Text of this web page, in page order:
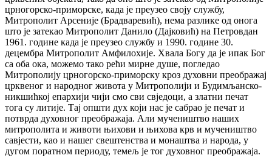
црногорско-приморске, када је преузео своју службу,
Митрополит Арсеније (Брадваревић), нема разлике од онога
што је затекао Митрополит Данило (Дајковић) на Петровдан
1961. године када је преузео службу и 1990. године 30.
децембра Митрополит Амфилохије. Хвала Богу да је ипак Бог
са оба ока, можемо тако рећи мирне душе, погледао
Митрополију црногорско-приморску кроз духовни преображај
црквеног и народног живота у Митрополији и Будимљанско-
никшићкој епархији чији смо сви свједоци, а златни печат
тога су литије. Тај општи дух који нас је сабрао је печат и
потврда духовног преображаја. Али мучеништво наших
митрополита и животи њихови и њихова крв и мучеништво
савјести, као и нашег свештенства и монаштва и народа, у
дугом поратном периоду, темељ је тог духовног преображаја.